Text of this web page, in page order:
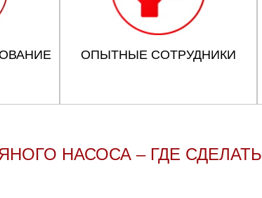
ОПЫТНЫЕ СОТРУДНИКИ
НАСОСА – ГДЕ СДЕЛАТЬ